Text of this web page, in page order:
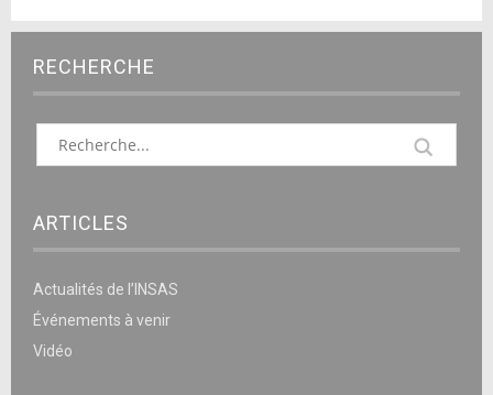
RECHERCHE
ARTICLES
Actualités de l’INSAS
Événements à venir
Vidéo